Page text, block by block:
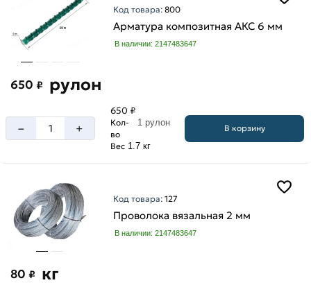
А500С
Код товара:800
Арматура композитная АКС 6 мм
В наличии: 2147483647
650 ₽ рулон
– +
650 ₽
Кол-
во
1 рулон
Вес 1.7 кг
В корзину
Код товара:127
Проволока вязальная 2 мм
В наличии: 2147483647
80 ₽ кг